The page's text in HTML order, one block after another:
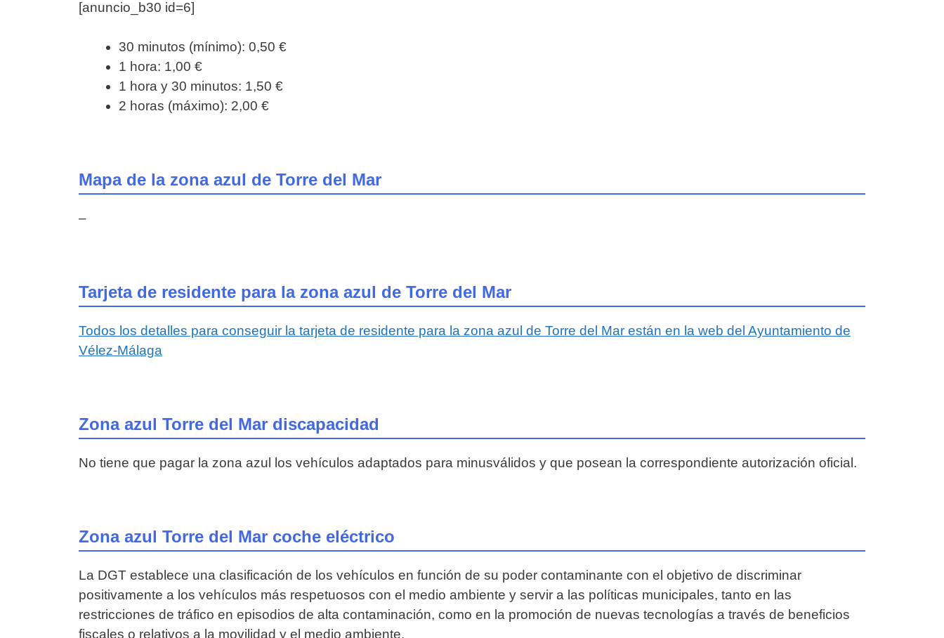
[anuncio_b30 id=6]
30 minutos (mínimo): 0,50 €
1 hora: 1,00 €
1 hora y 30 minutos: 1,50 €
2 horas (máximo): 2,00 €
Mapa de la zona azul de Torre del Mar
–
Tarjeta de residente para la zona azul de Torre del Mar
Todos los detalles para conseguir la tarjeta de residente para la zona azul de Torre del Mar están en la web del Ayuntamiento de
Vélez-Málaga
Zona azul Torre del Mar discapacidad
No tiene que pagar la zona azul los vehículos adaptados para minusválidos y que posean la correspondiente autorización oficial.
Zona azul Torre del Mar coche eléctrico
La DGT establece una clasificación de los vehículos en función de su poder contaminante con el objetivo de discriminar
positivamente a los vehículos más respetuosos con el medio ambiente y servir a las políticas municipales, tanto en las
restricciones de tráfico en episodios de alta contaminación, como en la promoción de nuevas tecnologías a través de beneficios
fiscales o relativos a la movilidad y el medio ambiente.